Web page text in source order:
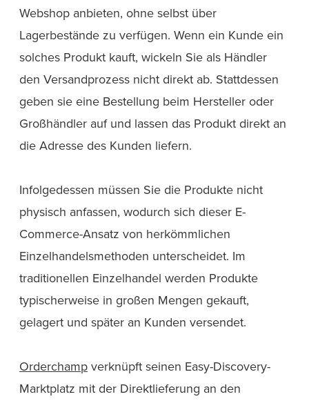
Webshop anbieten, ohne selbst über
Lagerbestände zu verfügen. Wenn ein Kunde ein
solches Produkt kauft, wickeln Sie als Händler
den Versandprozess nicht direkt ab. Stattdessen
geben sie eine Bestellung beim Hersteller oder
Großhändler auf und lassen das Produkt direkt an
die Adresse des Kunden liefern.
Infolgedessen müssen Sie die Produkte nicht
physisch anfassen, wodurch sich dieser E-
Commerce-Ansatz von herkömmlichen
Einzelhandelsmethoden unterscheidet. Im
traditionellen Einzelhandel werden Produkte
typischerweise in großen Mengen gekauft,
gelagert und später an Kunden versendet.
Orderchamp verknüpft seinen Easy-Discovery-
Marktplatz mit der Direktlieferung an den